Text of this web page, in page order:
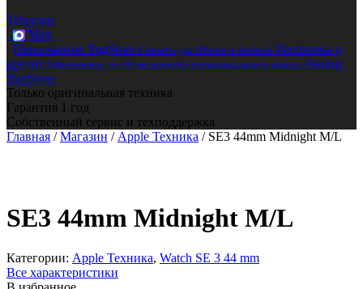
Telegram
Max
Приложение YugStore Скачать для iPhone и Android Рассрочка и
кредит Оформление до 36 месяцев без первоначального взноса Акции
YugStore
Только оригинальная техника
Гарантия 1 год
Собственный сервис и техподдержка
Главная /Магазин / Apple Техника / SE3 44mm Midnight M/L
SE3 44mm Midnight M/L
Категории: Apple Техника, Watch SE 3 44 mm
Все характеристики